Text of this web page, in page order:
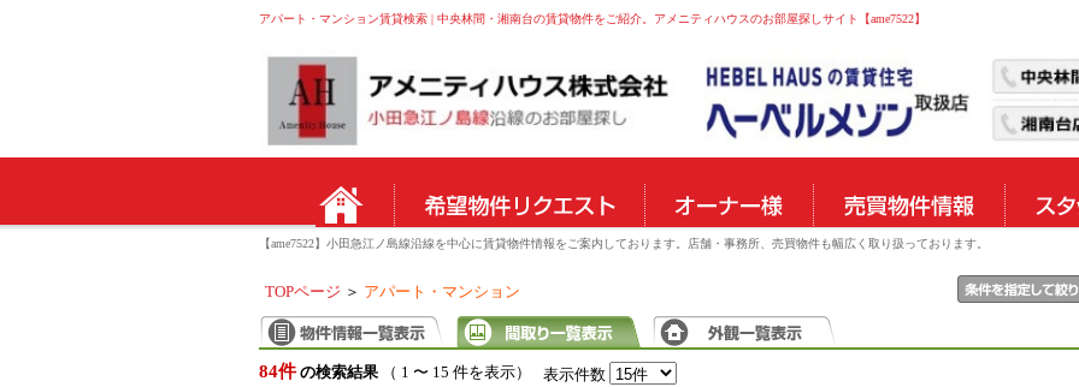
アパート・マンション賃貸検索 | 中央林間・湘南台の賃貸物件をご紹介。アメニティハウスのお部屋探しサイト【ame7522】
【ame7522】小田急江ノ島線沿線を中心に賃貸物件情報をご案内しております。店舗・事務所、売買物件も幅広く取り扱っております。
TOPページ ＞ アパート・マンション
84件 の検索結果（ 1 〜 15 件を表示） 表示件数